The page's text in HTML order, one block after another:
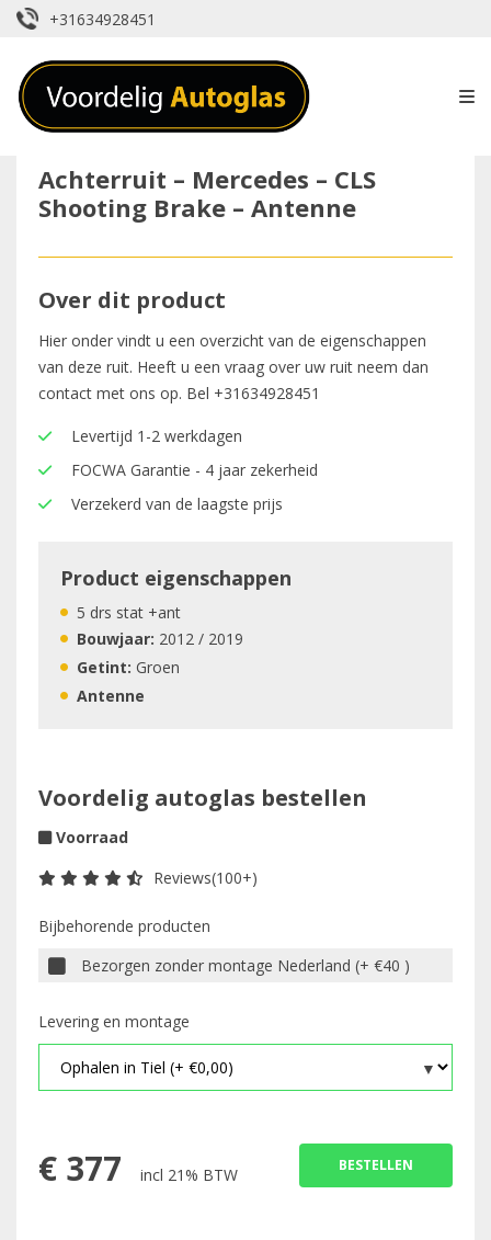
+31634928451
Achterruit – Mercedes – CLS
Shooting Brake – Antenne
Over dit product
Hier onder vindt u een overzicht van de eigenschappen
van deze ruit. Heeft u een vraag over uw ruit neem dan
contact met ons op. Bel +31634928451
Levertijd 1-2 werkdagen
FOCWA Garantie - 4 jaar zekerheid
Verzekerd van de laagste prijs
Product eigenschappen
5 drs stat +ant
Bouwjaar: 2012 / 2019
Getint: Groen
Antenne
Voordelig autoglas bestellen
Voorraad
Reviews(100+)
Bijbehorende producten
Bezorgen zonder montage Nederland (+ €40 )
Levering en montage
€ 377 incl 21% BTW BESTELLEN